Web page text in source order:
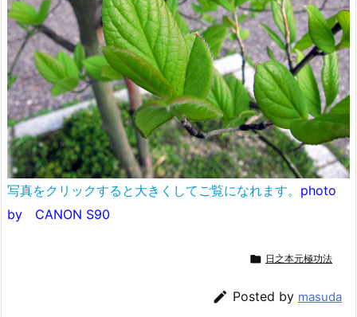
写真をクリックすると大きくしてご覧になれます。 photo
by CANON S90
 日之本元極功法
 Posted by masuda